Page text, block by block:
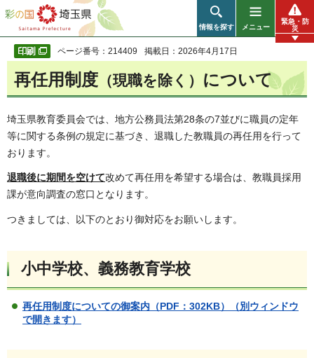
彩の国 埼玉県
情報を探す メニュー
緊急・防
災
ページ番号：214409 掲載日：2026年4月17日
再任用制度 （現職を除く） について
埼玉県教育委員会では、地方公務員法第28条の7並びに職員の定年
等に関する条例の規定に基づき、退職した教職員の再任用を行って
おります。
退職後に期間を空けて改めて再任用を希望する場合は、教職員採用
課が意向調査の窓口となります。
つきましては、以下のとおり御対応をお願いします。
小中学校、義務教育学校
再任用制度についての御案内（PDF：302KB）（別ウィンドウ
で開きます）